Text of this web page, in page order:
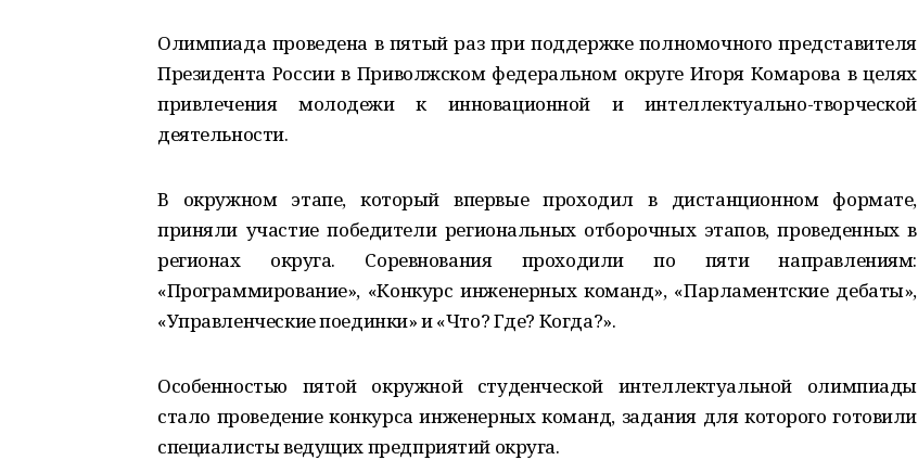
Олимпиада проведена в пятый раз при поддержке полномочного представителя
Президента России в Приволжском федеральном округе Игоря Комарова в целях
привлечения молодежи к инновационной и интеллектуально-творческой
деятельности.
В окружном этапе, который впервые проходил в дистанционном формате,
приняли участие победители региональных отборочных этапов, проведенных в
регионах округа. Соревнования проходили по пяти направлениям:
«Программирование», «Конкурс инженерных команд», «Парламентские дебаты»,
«Управленческие поединки» и «Что? Где? Когда?».
Особенностью пятой окружной студенческой интеллектуальной олимпиады
стало проведение конкурса инженерных команд, задания для которого готовили
специалисты ведущих предприятий округа.